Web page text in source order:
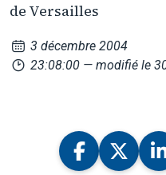
de Versailles
3 décembre 2004
23:08:00 — modifié le